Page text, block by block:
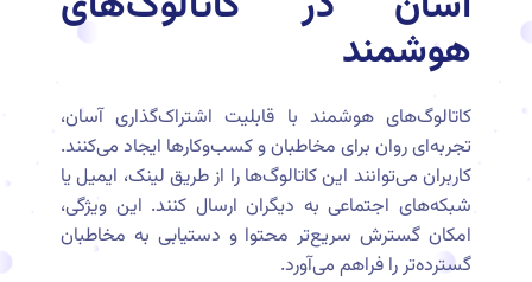
هوشمند
کاتالوگ‌های هوشمند با قابلیت اشتراک‌گذاری آسان،
تجربه‌ای روان برای مخاطبان و کسب‌وکارها ایجاد می‌کنند.
کاربران می‌توانند این کاتالوگ‌ها را از طریق لینک، ایمیل یا
شبکه‌های اجتماعی به دیگران ارسال کنند. این ویژگی،
امکان گسترش سریع‌تر محتوا و دستیابی به مخاطبان
گسترده‌تر را فراهم می‌آورد.